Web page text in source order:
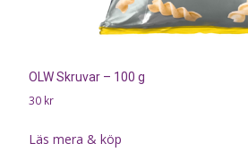
OLW Skruvar – 100 g
30 kr
Läs mera & köp